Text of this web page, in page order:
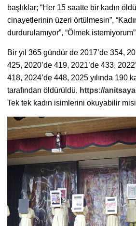
başlıklar; “Her 15 saatte bir kadın
cinayetlerinin üzeri örtülmesin”,
durdurulamıyor”, “Ölmek
Bir yıl 365 gündür de 2017’de 354,
425, 2020’de 419, 2021’de 433,
418, 2024’de 448, 2025 yılında 190
tarafından öldürüldü. https://
Tek tek kadın isimlerini okuyabilir